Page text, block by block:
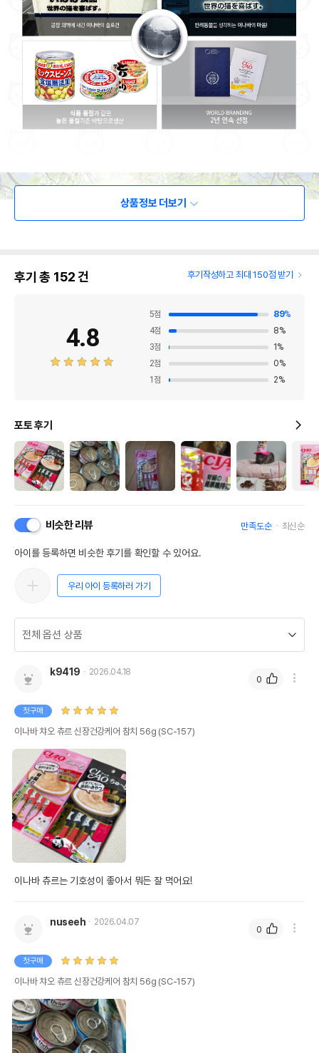
상품정보 더보기
후기 총 152건 후기작성하고 최대 150점 받기
4.8
5점 89%
4점 8%
3점 1 %
2점 0%
1 점 2%
포토 후기
비슷한 리뷰 만족도순 최신순
아이를 등록하면 비슷한 후기를 확인할 수 있어요.
우리 아이 등록하러 가기
k9419 2026.04.18
첫구매
이나바 챠오 츄르 신장건강케어 참치 56g (SC-157)
이나바 츄르는 기호성이 좋아서 뭐든 잘 먹어요!
0
nuseeh 2026.04.07
첫구매
이나바 챠오 츄르 신장건강케어 참치 56g (SC-157)
0